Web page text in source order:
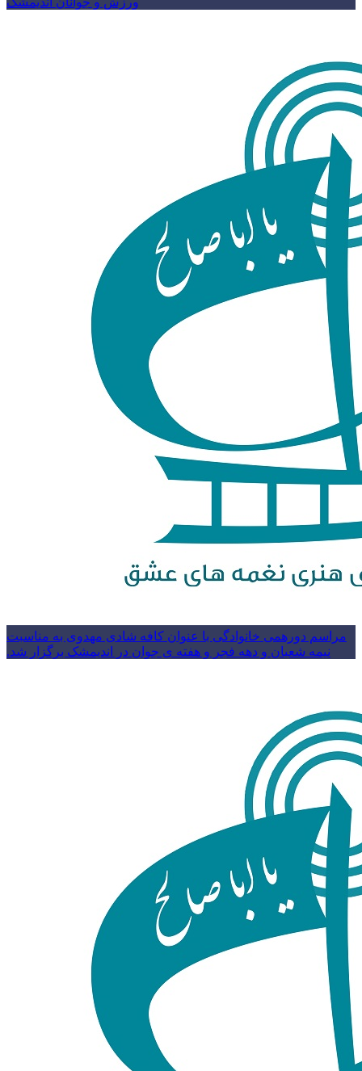
مراسم دورهمی خانوادگی با عنوان کافه شادی مهدوی به مناسبت
نیمه شعبان و دهه فجر و هفته ی جوان در اندیمشک برگزار شد.